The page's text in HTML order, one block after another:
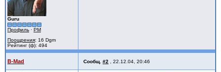
Guru
Профиль · PM
Поощрения: 16 Dgm
Рейтинг (ф): 494
B-Mad Сообщ. #2 22.12.04, 20:46